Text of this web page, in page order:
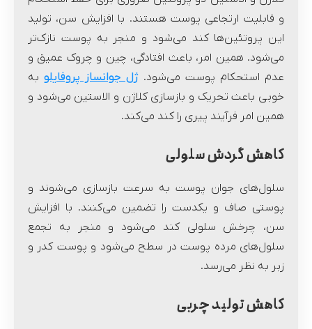
و قابلیت ارتجاعی پوست هستند. با افزایش سن، تولید
این پروتئین‌ها کند می‌شود و منجر به پوست نازک‌تر
می‌شود. همین امر، باعث افتادگی، چین و چروک عمیق و
عدم استحکام پوست می‌شود. ژل جوانساز پروفایلو به
خوبی باعث تحریک و بازسازی کلاژن و الاستین می‌شود و
همین امر فرآیند پیری را کند می‌کند.
کاهش گردش سلولی
سلول‌های جوان پوست به سرعت بازسازی می‌شوند و
پوستی صاف و یکدست را تضمین می‌کنند. با افزایش
سن، چرخش سلولی کند می‌شود و منجر به تجمع
سلول‌های مرده پوست در سطح می‌شود و پوست کدر و
زبر به نظر می‌رسد.
کاهش تولید چربی